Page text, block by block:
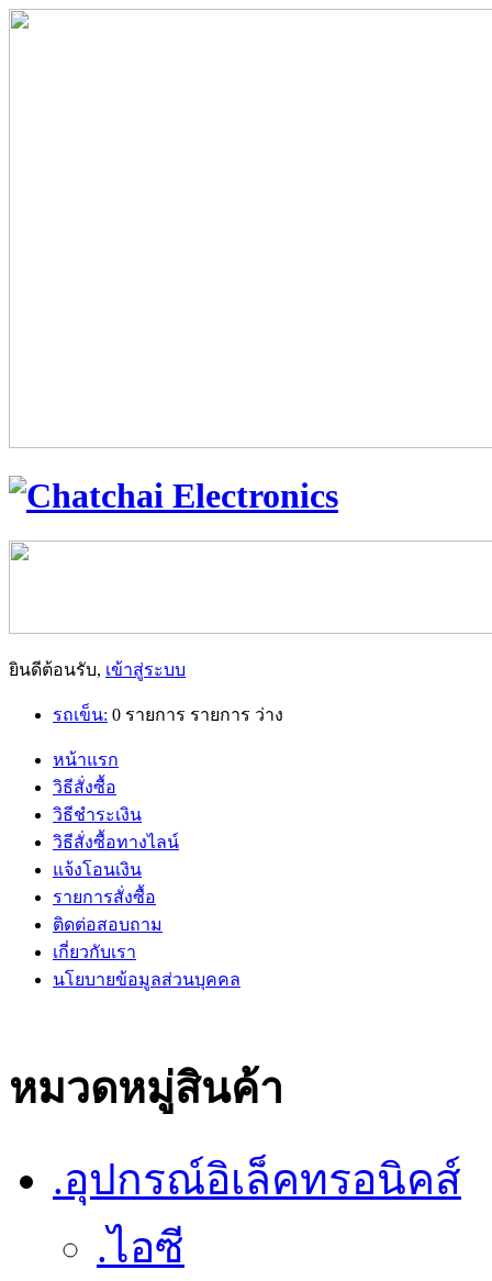
ยินดีต้อนรับ, เข้าสู่ระบบ
รถเข็น: 0 รายการ รายการ ว่าง
หน้าแรก
วิธีสั่งซื้อ
วิธีชำระเงิน
วิธีสั่งซื้อทางไลน์
แจ้งโอนเงิน
รายการสั่งซื้อ
ติดต่อสอบถาม
เกี่ยวกับเรา
นโยบายข้อมูลส่วนบุคคล
หมวดหมู่สินค้า
.อุปกรณ์อิเล็คทรอนิคส์
.ไอซี